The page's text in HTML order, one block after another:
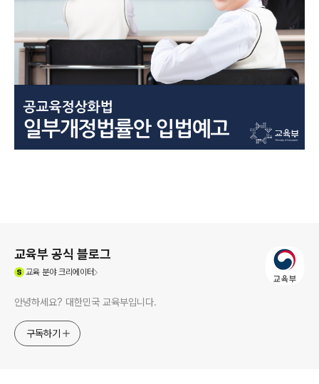
교육부 공식 블로그
교육분야 크리에이터
안녕하세요? 대한민국 교육부입니다.
구독하기